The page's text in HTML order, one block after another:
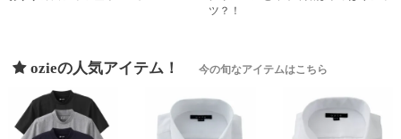
ツ？！
ozieの人気アイテム！ 今の旬なアイテムはこちら